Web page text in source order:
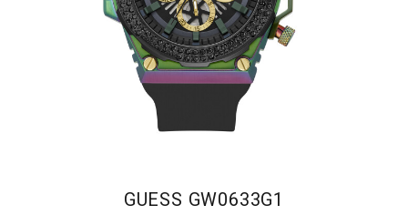
GUESS GW0633G1